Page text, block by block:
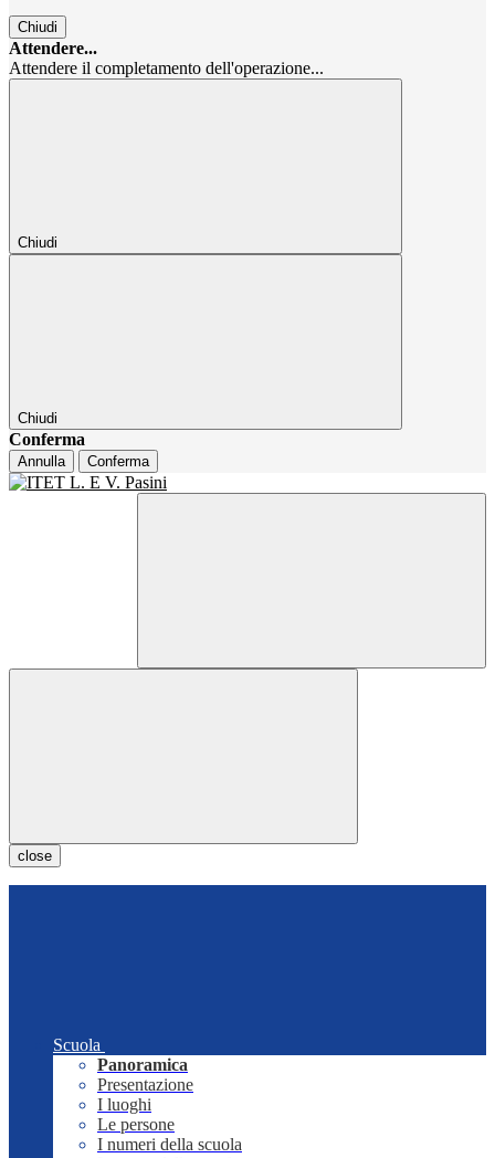
Chiudi
Attendere...
Attendere il completamento dell'operazione...
Chiudi
Chiudi
Conferma
Annulla Conferma
close
Scuola
Panoramica
Presentazione
I luoghi
Le persone
I numeri della scuola